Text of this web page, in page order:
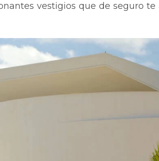
vestigios que de seguro